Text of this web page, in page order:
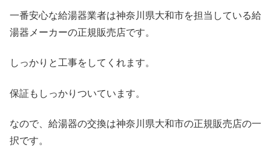
一番安心な給湯器業者は神奈川県大和市を担当している給
湯器メーカーの正規販売店です。
しっかりと工事をしてくれます。
保証もしっかりついています。
なので、給湯器の交換は神奈川県大和市の正規販売店の一
択です。